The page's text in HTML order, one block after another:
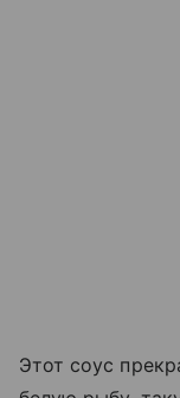
Этот соус